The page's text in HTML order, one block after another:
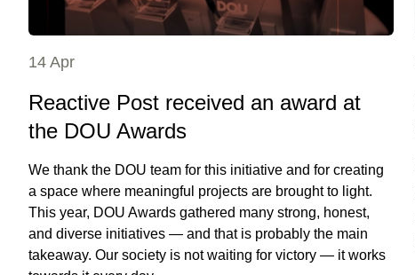
14 Apr
Reactive Post received an award at
the DOU Awards
We thank the DOU team for this initiative and for creating
a space where meaningful projects are brought to light.
This year, DOU Awards gathered many strong, honest,
and diverse initiatives — and that is probably the main
takeaway. Our society is not waiting for victory — it works